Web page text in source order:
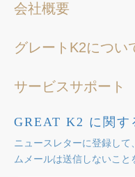
会社概要
グレートK2につい
サービスサポート
GREAT K2 に関す
ニュースレターに登録し
ムメールは送信しないこと